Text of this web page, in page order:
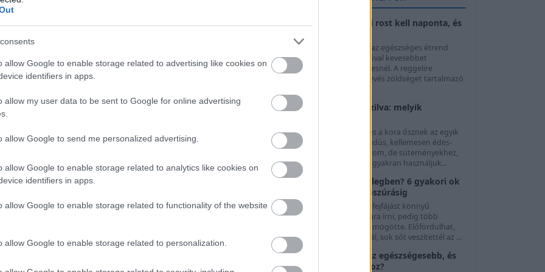
allow Google to enable storage related to advertising like cookies on
identifiers in apps.
allow my user data to be sent to Google for online advertising
allow Google to send me personalized advertising.
allow Google to enable storage related to analytics like cookies on
identifiers in apps.
allow Google to enable storage related to functionality of the website
allow Google to enable storage related to personalization.
elsőre gondolnánk. Nem elsősorban a virág színét
részt.
el. Közvetlenül a virág alatt nincs
A virág belsejében egy pollennel borított
növény gyakran sokkal több hímivarú
korai szakaszában.
cukkinihez hasonló duzzanat fölött nyílik. Ez a
gyors növekedésnek indul.
ragadós bibét láthatunk. Erre kell eljutnia a
Napi rostbevitel: mennyi rost kell naponta, és
A megfelelő napi rostbevitel az egészséges étrend
egyik alapja, mégis könnyű jóval kevesebbet
fogyasztani belőle a szükségesnél. A reggelire
választott péksütemény, a kevés zöldséget tartalmazó
Friss szilva vagy aszalt szilva: melyik
A friss szilva a nyár végének és a kora ősznek az egyik
legkedveltebb gyümölcse. Lédús, kellemesen édes-
savanykás, önmagában is finom, de süteményekhez,
levesekhez és lekvárokhoz is gyakran használjuk...
Miért fájhat a fejed a melegben? 6 gyakori ok
a folyadékhiánytól a napszúrásig
A nyári melegben jelentkező fejfájást könnyű
egyszerűen a hőség számlájára írni, pedig több
különböző folyamat is állhat mögötte. Előfordulhat,
hogy túl kevés folyadékot ittál, sok sót veszítettél az ...
Egres vs. ribizli: melyik az egészségesebb, és
melyik jobb fogyókúrához?